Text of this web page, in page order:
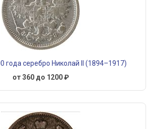
года серебро Николай II (1894–1917)
от 360 до 1200 ₽